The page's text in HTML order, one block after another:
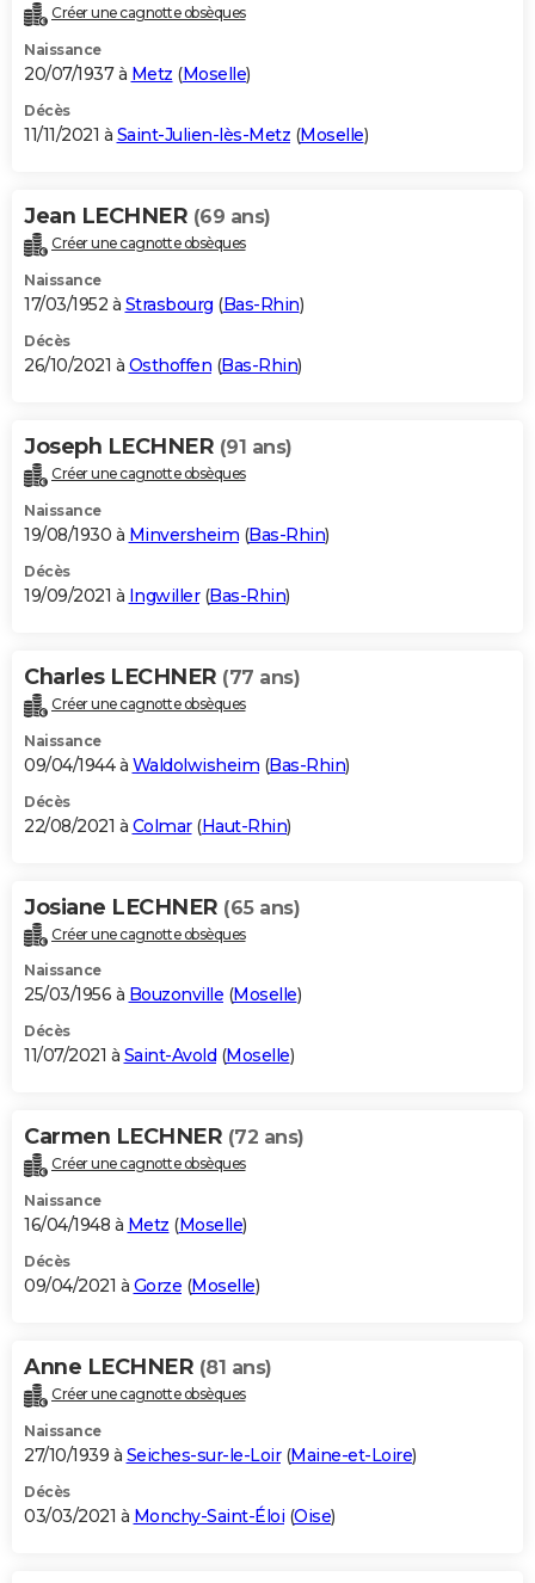
Créer une cagnotte obsèques
Naissance
20/07/1937 à Metz (Moselle)
Décès
11/11/2021 à Saint-Julien-lès-Metz (Moselle)
Jean LECHNER (69 ans)
Créer une cagnotte obsèques
Naissance
17/03/1952 à Strasbourg (Bas-Rhin)
Décès
26/10/2021 à Osthoffen (Bas-Rhin)
Joseph LECHNER (91 ans)
Créer une cagnotte obsèques
Naissance
19/08/1930 à Minversheim (Bas-Rhin)
Décès
19/09/2021 à Ingwiller(Bas-Rhin)
Charles LECHNER (77 ans)
Créer une cagnotte obsèques
Naissance
09/04/1944 à Waldolwisheim (Bas-Rhin)
Décès
22/08/2021 à Colmar(Haut-Rhin)
Josiane LECHNER (65 ans)
Créer une cagnotte obsèques
Naissance
25/03/1956 à Bouzonville (Moselle)
Décès
11/07/2021 à Saint-Avold (Moselle)
Carmen LECHNER (72 ans)
Créer une cagnotte obsèques
Naissance
16/04/1948 à Metz (Moselle)
Décès
09/04/2021 à Gorze (Moselle)
Anne LECHNER (81 ans)
Créer une cagnotte obsèques
Naissance
27/10/1939 à Seiches-sur-le-Loir(Maine-et-Loire)
Décès
03/03/2021 à Monchy-Saint-Éloi (Oise)